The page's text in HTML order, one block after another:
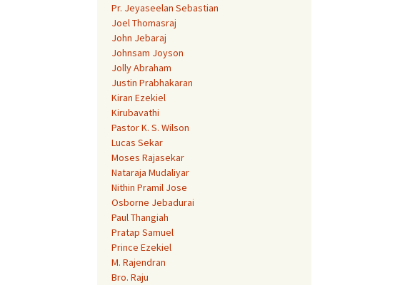
Pr. Jeyaseelan Sebastian
Joel Thomasraj
John Jebaraj
Johnsam Joyson
Jolly Abraham
Justin Prabhakaran
Kiran Ezekiel
Kirubavathi
Pastor K. S. Wilson
Lucas Sekar
Moses Rajasekar
Nataraja Mudaliyar
Nithin Pramil Jose
Osborne Jebadurai
Paul Thangiah
Pratap Samuel
Prince Ezekiel
M. Rajendran
Bro. Raju